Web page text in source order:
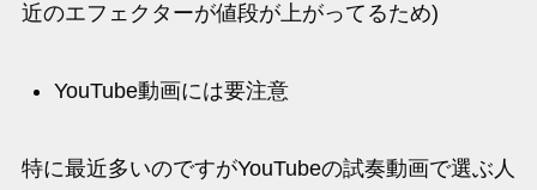
近のエフェクターが値段が上がってるため)
YouTube動画には要注意
特に最近多いのですがYouTubeの試奏動画で選ぶ人